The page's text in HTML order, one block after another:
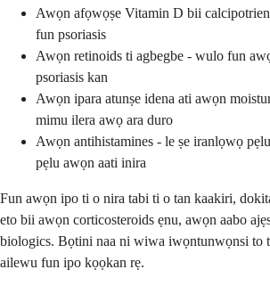
Awọn afọwọṣe Vitamin D bii
fun psoriasis
Awọn retinoids ti agbegbe - wulo fun
psoriasis kan
Awọn ipara atunṣe idena ati awọn
mimu ilera awọ ara duro
Awọn antihistamines - le ṣe iranlọwọ
pẹlu awọn aati inira
Fun awọn ipo ti o nira tabi ti o tan kaakiri,
eto bii awọn corticosteroids ẹnu, awọn aabo
biologics. Bọtini naa ni wiwa iwọntunwọnsi to
ailewu fun ipo kọọkan rẹ.